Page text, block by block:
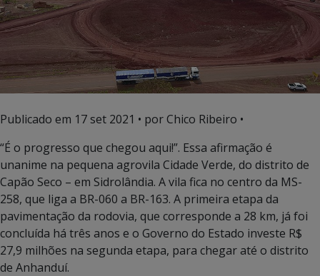
Publicado em 17 set 2021 • por Chico Ribeiro •
“É o progresso que chegou aqui!”. Essa afirmação é
unanime na pequena agrovila Cidade Verde, do distrito de
Capão Seco – em Sidrolândia. A vila fica no centro da MS-
258, que liga a BR-060 a BR-163. A primeira etapa da
pavimentação da rodovia, que corresponde a 28 km, já foi
concluída há três anos e o Governo do Estado investe R$
27,9 milhões na segunda etapa, para chegar até o distrito
de Anhanduí.